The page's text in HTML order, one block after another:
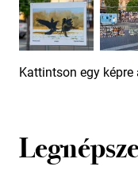
Kattintson egy